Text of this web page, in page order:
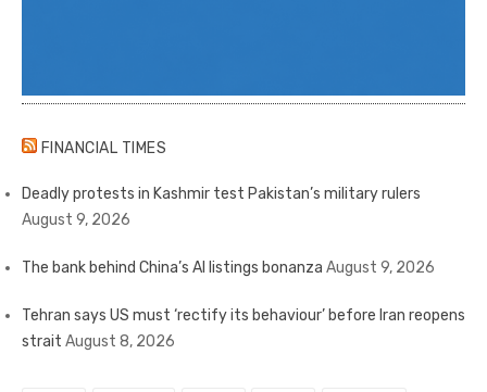
FINANCIAL TIMES
Deadly protests in Kashmir test Pakistan’s military rulers
August 9, 2026
The bank behind China’s AI listings bonanza August 9, 2026
Tehran says US must ‘rectify its behaviour’ before Iran reopens
strait August 8, 2026